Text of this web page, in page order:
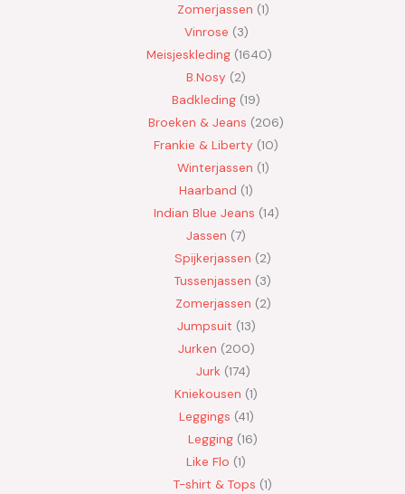
Zomerjassen 1
Vinrose 3
Meisjeskleding 1640
B.Nosy
2
Badkleding 19
Broeken & Jeans
206
Frankie & Liberty 10
Winterjassen 1
Haarband 1
Indian Blue Jeans 14
Jassen 7
Spijkerjassen
2
Tussenjassen
3
Zomerjassen 2
Jumpsuit 13
Jurken 200
Jurk 174
Kniekousen 1
Leggings 41
Legging 16
Like Flo 1
T-shirt & Tops 1